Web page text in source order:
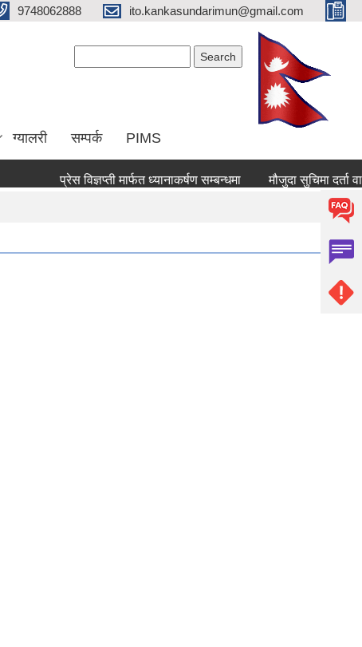
9748062888 ito.kankasundarimun@gmail.com
ग्यालरी सम्पर्क PIMS
प्रेस विज्ञप्ती मार्फत ध्यानाकर्षण सम्बन्धमा मौजुदा सुचिमा दर्ता वा